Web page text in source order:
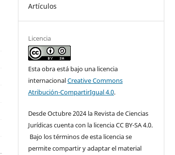
Artículos
Licencia
Esta obra está bajo una licencia
internacionalCreative Commons
Atribución-CompartirIgual 4.0.
Desde Octubre 2024 la Revista de Ciencias
Jurídicas cuenta con la licencia CC BY-SA 4.0.
Bajo los términos de esta licencia se
permite compartir y adaptar el material